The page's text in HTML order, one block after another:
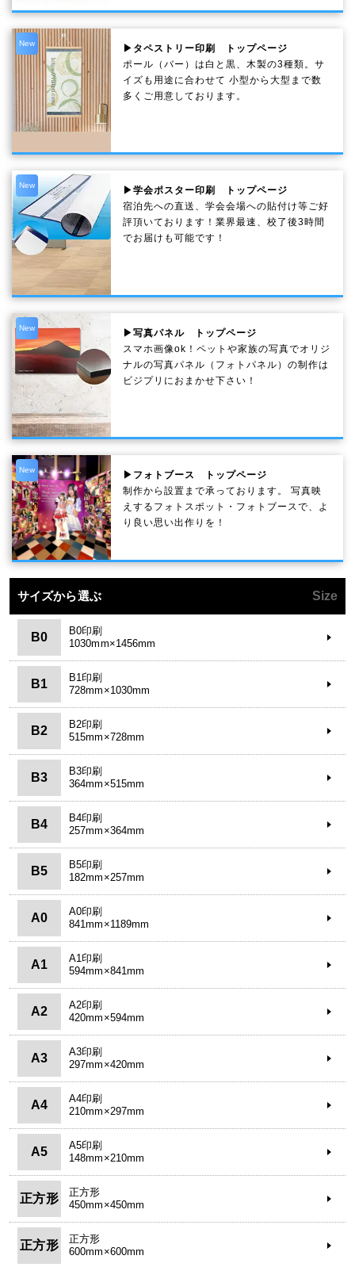
New
▶タペストリー印刷 トップページ
ポール（バー）は白と黒、木製の3種類。サ
イズも用途に合わせて 小型から大型まで数
多くご用意しております。
New
▶学会ポスター印刷 トップページ
宿泊先への直送、学会会場への貼付け等ご好
評頂いております！業界最速、校了後3時間
でお届けも可能です！
New
▶写真パネル トップページ
スマホ画像ok！ペットや家族の写真でオリジ
ナルの写真パネル（フォトパネル）の制作は
ビジプリにおまかせ下さい！
New
▶フォトブース トップページ
制作から設置まで承っております。 写真映
えするフォトスポット・フォトブースで、よ
り良い思い出作りを！
サイズから選ぶ Size
B0
B0印刷
1030mm×1456mm
B1
B1印刷
728mm×1030mm
B2
B2印刷
515mm×728mm
B3
B3印刷
364mm×515mm
B4
B4印刷
257mm×364mm
B5
B5印刷
182mm×257mm
A0
A0印刷
841mm×1189mm
A1
A1印刷
594mm×841mm
A2
A2印刷
420mm×594mm
A3
A3印刷
297mm×420mm
A4
A4印刷
210mm×297mm
A5
A5印刷
148mm×210mm
正方形
正方形
450mm×450mm
正方形
正方形
600mm×600mm